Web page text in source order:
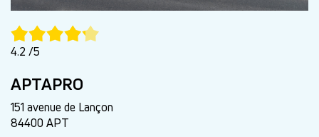
4.2 /5
APTAPRO
151 avenue de Lançon
84400 APT